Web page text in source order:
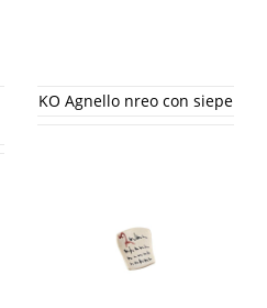
KO Agnello nreo con siepe